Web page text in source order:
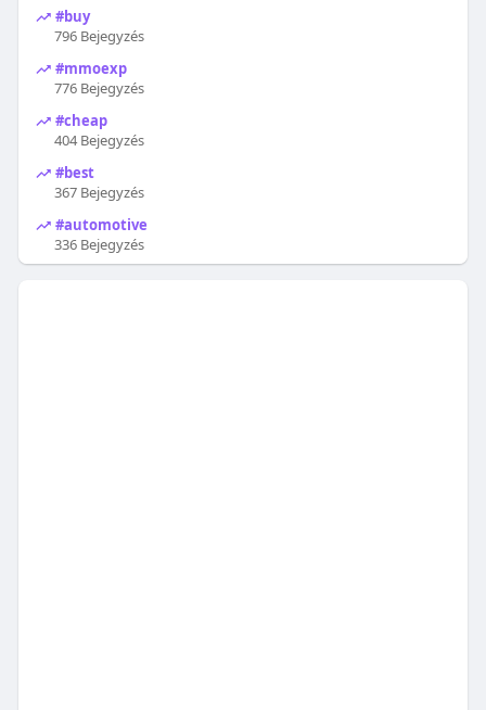
#buy
796 Bejegyzés
#mmoexp
776 Bejegyzés
#cheap
404 Bejegyzés
#best
367 Bejegyzés
#automotive
336 Bejegyzés